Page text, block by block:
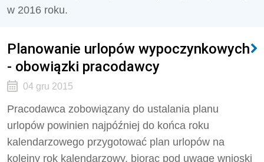
w 2016 roku.
Planowanie urlopów wypoczynkowych
- obowiązki pracodawcy
04 gru 2015
Pracodawca zobowiązany do ustalania planu
urlopów powinien najpóźniej do końca roku
kalendarzowego przygotować plan urlopów na
kolejny rok kalendarzowy, biorąc pod uwagę wnioski